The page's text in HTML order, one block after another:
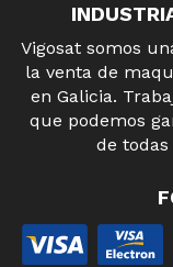
Vigosat somos
la venta de
en Galicia.
que podemos
de todas